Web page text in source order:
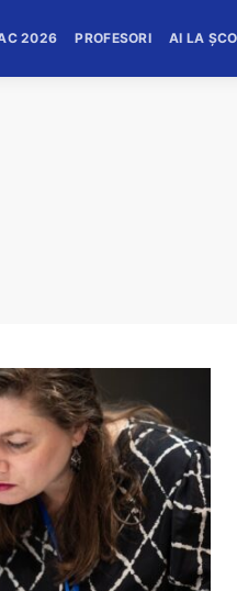
2026 PROFESORI AI LA